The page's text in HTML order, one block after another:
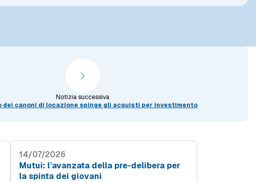
Notizia successiva
dei canoni di locazione spinge gli acquisti per investimento
14/07/2026
Mutui: l’avanzata della pre-delibera per
la spinta dei giovani